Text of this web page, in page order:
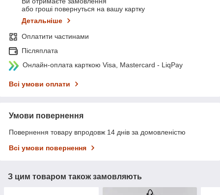
або гроші повернуться на вашу картку
Детальніше
Оплатити частинами
Післяплата
Онлайн-оплата карткою Visa, Mastercard - LiqPay
Всі умови оплати
Умови повернення
Повернення товару впродовж 14 днів за домовленістю
Всі умови повернення
З цим товаром також замовляють